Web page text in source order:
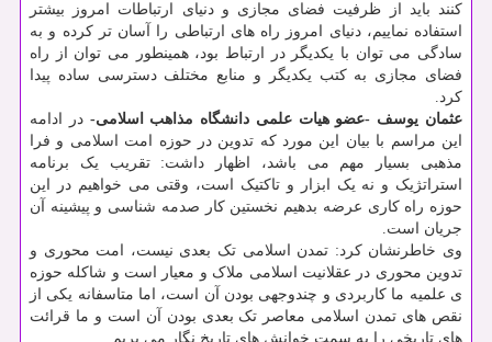
کنند باید از ظرفیت فضای مجازی و دنیای ارتباطات امروز بیشتر
استفاده نماییم، دنیای امروز راه های ارتباطی را آسان تر کرده و به
سادگی می توان با یکدیگر در ارتباط بود، همینطور می توان از راه
فضای مجازی به کتب یکدیگر و منابع مختلف دسترسی ساده پیدا
کرد.
عثمان یوسف -عضو هیات علمی دانشگاه مذاهب اسلامی-در ادامه
این مراسم با بیان این مورد که تدوین در حوزه امت اسلامی و فرا
مذهبی بسیار مهم می باشد، اظهار داشت: تقریب یک برنامه
استراتژیک و نه یک ابزار و تاکتیک است، وقتی می خواهیم در این
حوزه راه کاری عرضه بدهیم نخستین کار صدمه شناسی و پیشینه آن
جریان است.
وی خاطرنشان کرد: تمدن اسلامی تک بعدی نیست، امت محوری و
تدوین محوری در عقلانیت اسلامی ملاک و معیار است و شاکله حوزه
ی علمیه ما کاربردی و چندوجهی بودن آن است، اما متاسفانه یکی از
نقص های تمدن اسلامی معاصر تک بعدی بودن آن است و ما قرائت
های تاریخی را به سمت خوانش های تاریخ نگار می بریم.